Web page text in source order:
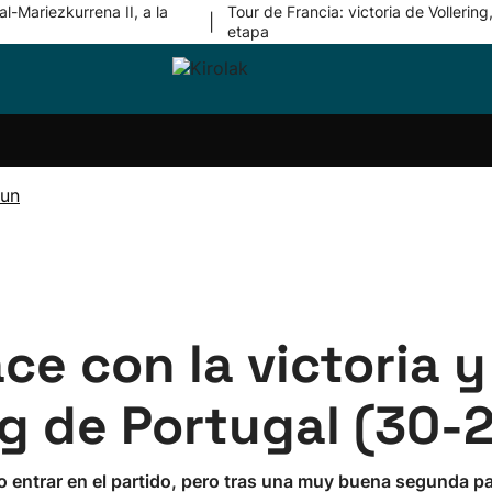
Mariezkurrena II, a la
Tour de Francia: victoria de
etapa
Equipos
con la victoria
de Portugal (30-
en el partido, pero tras una muy buena segunda